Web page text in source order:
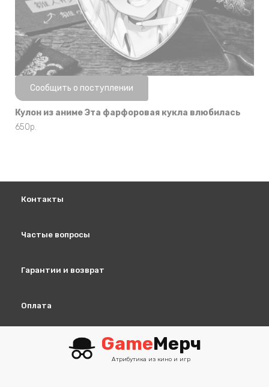
Нет в наличии
Сообщить о поступлении
Кулон из аниме Эта фарфоровая кукла влюбилась
650р.
Контакты
Частые вопросы
Гарантии и возврат
Оплата
GameМерч
Атрибутика из кино и игр